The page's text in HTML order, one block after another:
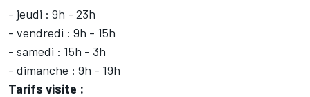
- jeudi : 9h - 23h
- vendredi : 9h - 15h
- samedi : 15h - 3h
- dimanche : 9h - 19h
Tarifs visite :